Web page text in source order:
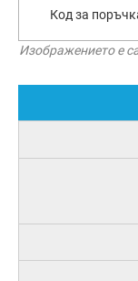
Код за
Изображението е